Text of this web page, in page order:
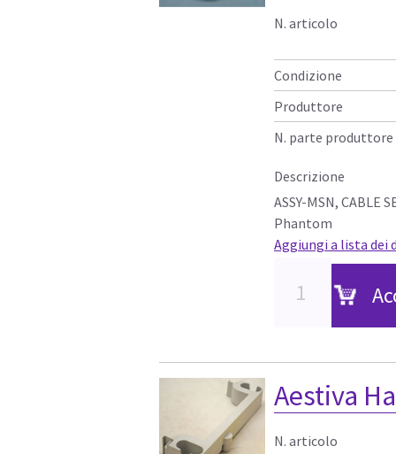
N. articolo
Condizione
Produttore
N. parte produttore
Descrizione
ASSY-MSN, CABLE
Phantom
Aggiungi a lista dei
Aestiva
N. articolo